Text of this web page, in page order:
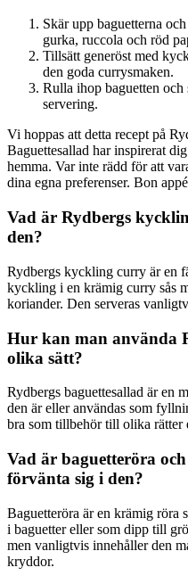
Skär upp baguetterna
gurka, ruccola och röd
Tillsätt generöst med
den goda currysmaken.
Rulla ihop baguetten
servering.
Vi hoppas att detta recept på
Baguettesallad har inspirerat
hemma. Var inte rädd för att
dina egna preferenser. Bon
Vad är Rydbergs
den?
Rydbergs kyckling curry är en
kyckling i en krämig curry sås
koriander. Den serveras
Hur kan man använda
olika sätt?
Rydbergs baguettesallad är en
den är eller användas som
bra som tillbehör till olika rätter
Vad är baguetteröra
förvänta sig i den?
Baguetteröra är en krämig röra
i baguetter eller som dipp till
men vanligtvis innehåller den
kryddor.